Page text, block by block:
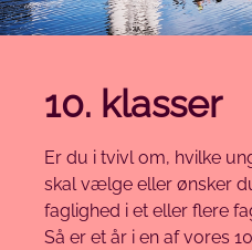
10. klasser
Er du i tvivl om, hvilke
skal vælge eller ønsker
faglighed i et eller flere
Så er et år i en af vores